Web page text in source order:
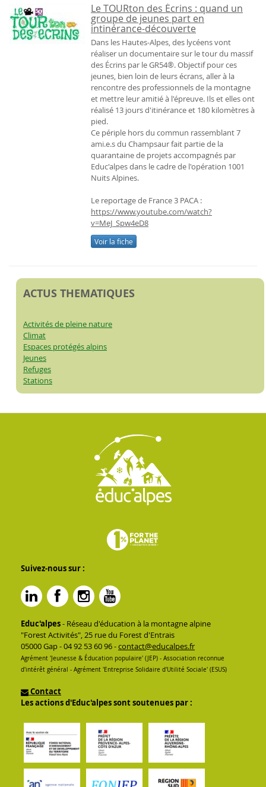
Le TOURton des Écrins : quand un
groupe de jeunes part en
intinérance-découverte
Dans les Hautes-Alpes, des lycéens vont
réaliser un documentaire sur le tour du massif
des Écrins par le GR54®. Objectif pour ces
jeunes, bien loin de leurs écrans, aller à la
rencontre des professionnels de la montagne
et mettre leur amitié à l'épreuve. Ils et elles ont
réalisé 13 jours d'itinérance et 180 kilomètres à
pied.
Ce périple hors du commun rassemblant 7
ami.e.s du Champsaur fait partie de la
quarantaine de projets accompagnés par
Educ'alpes dans le cadre de l'opération 1001
Nuits Alpines.
Le reportage de France 3 PACA :
https://www.youtube.com/watch?
v=MeJ_Spw4eD8
Voir la fiche
ACTUS THEMATIQUES
Activités de pleine nature
Climat
Espaces protégés alpins
Jeunes
Refuges
Stations
Suivez-nous sur :
Educ'alpes- Réseau d'éducation à la montagne alpine
"Forest Activités", 25 rue du Forest d'Entrais
05000 Gap - 04 92 53 60 96 -contact@educalpes.fr
Agrément 'Jeunesse & Éducation populaire' (JEP) - Association reconnue
d'intérêt général - Agrément 'Entreprise Solidaire d'Utilité Sociale' (ESUS)
Contact
Les actions d'Educ'alpes sont soutenues par :